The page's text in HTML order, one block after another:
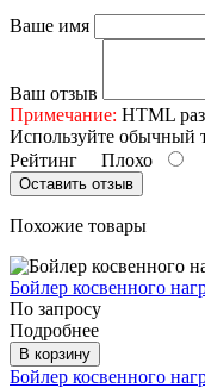
Ваше имя
Ваш отзыв
Примечание: HTML
Используйте обычный
Рейтинг Плохо
Оставить отзыв
Похожие товары
Бойлер косвенного
По запросу
Подробнее
В корзину
Бойлер косвенного